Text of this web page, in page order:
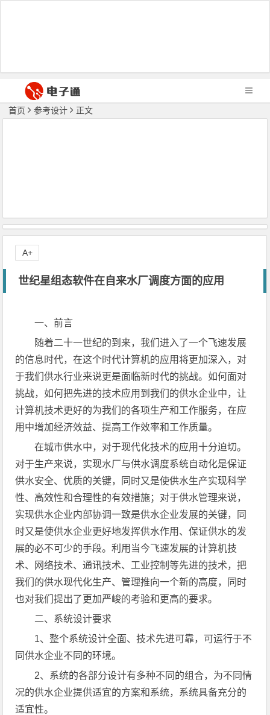
首页 参考设计 正文
世纪星组态软件在自来水厂调度方面的应用
一、前言
随着二十一世纪的到来，我们进入了一个飞速发展
的信息时代，在这个时代计算机的应用将更加深入，对
于我们供水行业来说更是面临新时代的挑战。如何面对
挑战，如何把先进的技术应用到我们的供水企业中，让
计算机技术更好的为我们的各项生产和工作服务，在应
用中增加经济效益、提高工作效率和工作质量。
在城市供水中，对于现代化技术的应用十分迫切。
对于生产来说，实现水厂与供水调度系统自动化是保证
供水安全、优质的关键，同时又是使供水生产实现科学
性、高效性和合理性的有效措施；对于供水管理来说，
实现供水企业内部协调一致是供水企业发展的关键，同
时又是使供水企业更好地发挥供水作用、保证供水的发
展的必不可少的手段。利用当今飞速发展的计算机技
术、网络技术、通讯技术、工业控制等先进的技术，把
我们的供水现代化生产、管理推向一个新的高度，同时
也对我们提出了更加严峻的考验和更高的要求。
二、系统设计要求
1、整个系统设计全面、技术先进可靠，可运行于不
同供水企业不同的环境。
2、系统的各部分设计有多种不同的组合，为不同情
况的供水企业提供适宜的方案和系统，系统具备充分的
适宜性。
A+